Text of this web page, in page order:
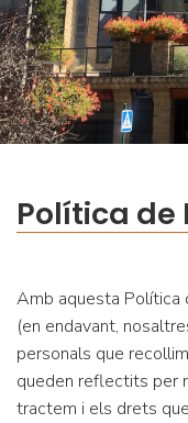
Política
Amb aquesta Política
(en endavant,
personals que
queden reflectits per
tractem i els drets